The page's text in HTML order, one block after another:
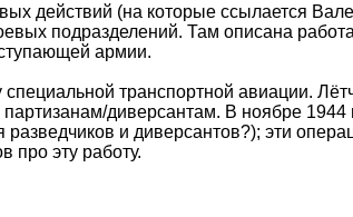
действий (на которые ссылается
подразделений. Там описана
армии.
транспортной авиации.
диверсантам. В ноябре 1944
разведчиков и диверсантов?); эти
про эту работу.